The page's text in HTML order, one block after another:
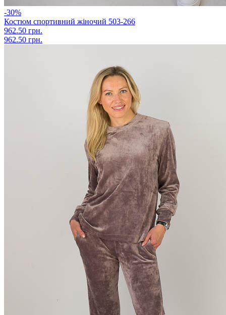
-30%
Костюм спортивний жіночий 503-266
962.50 грн.
962.50 грн.